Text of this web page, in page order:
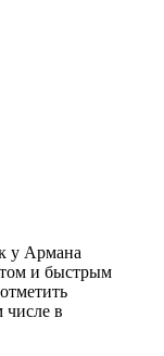
у Армана
и быстрым
числе в